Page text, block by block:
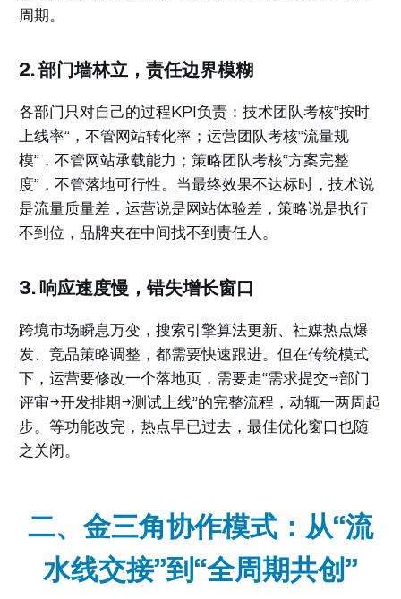
周期。
2. 部门墙林立，责任边界模糊
各部门只对自己的过程KPI负责：技术团队考核“按时
上线率”，不管网站转化率；运营团队考核“流量规
模”，不管网站承载能力；策略团队考核“方案完整
度”，不管落地可行性。当最终效果不达标时，技术说
是流量质量差，运营说是网站体验差，策略说是执行
不到位，品牌夹在中间找不到责任人。
3. 响应速度慢，错失增长窗口
跨境市场瞬息万变，搜索引擎算法更新、社媒热点爆
发、竞品策略调整，都需要快速跟进。但在传统模式
下，运营要修改一个落地页，需要走“需求提交→部门
评审→开发排期→测试上线”的完整流程，动辄一两周起
步。等功能改完，热点早已过去，最佳优化窗口也随
之关闭。
二、金三角协作模式：从“流
水线交接”到“全周期共创”